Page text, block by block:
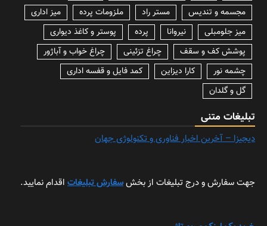
مجسمه و تندیس
مستر راد ملزومات پرده
میز اداری
میز جلومبلی
نیروانا پرده
پوستر و کاغذ دیواری
پوشش کف و سقف
چراغ تزئینی
چراغ خواب و آباژور
چشمه نور
کارا دیزاین
کمد فایل و قفسه اداری
گل و گلدان
تبلیغات متنی
دیجیزا – آخرین اخبار فناوری و تکنولوژی جهان
جهت سفارش و درج تبلیغات از بخشسفارش تبلیغات اقدام نمایید.